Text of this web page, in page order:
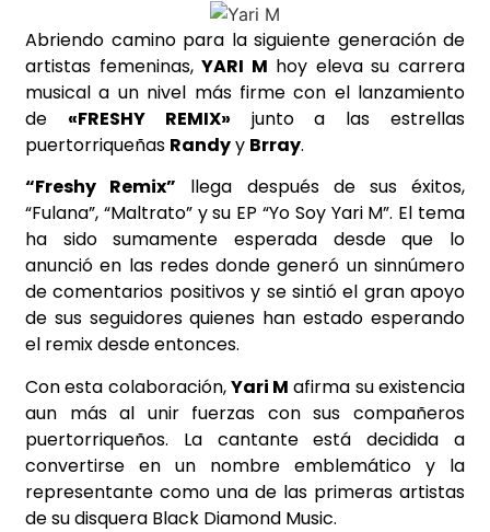
Abriendo camino para la siguiente generación de
artistas femeninas,YARI M hoy eleva su carrera
musical a un nivel más firme con el lanzamiento
de «FRESHY REMIX» junto a las estrellas
puertorriqueñas Randyy Brray.
“Freshy Remix” llega después de sus éxitos,
“Fulana”, “Maltrato” y su EP “Yo Soy Yari M”. El tema
ha sido sumamente esperada desde que lo
anunció en las redes donde generó un sinnúmero
de comentarios positivos y se sintió el gran apoyo
de sus seguidores quienes han estado esperando
el remix desde entonces.
Con esta colaboración,Yari M afirma su existencia
aun más al unir fuerzas con sus compañeros
puertorriqueños. La cantante está decidida a
convertirse en un nombre emblemático y la
representante como una de las primeras artistas
de su disquera Black Diamond Music.